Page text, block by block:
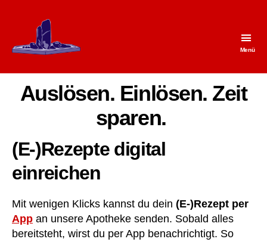
am
Brunnen
Menü
Auslösen. Einlösen. Zeit
sparen.
(E-)Rezepte digital
einreichen
Mit wenigen Klicks kannst du dein (E-)Rezept per
App an unsere Apotheke senden. Sobald alles
bereitsteht, wirst du per App benachrichtigt. So